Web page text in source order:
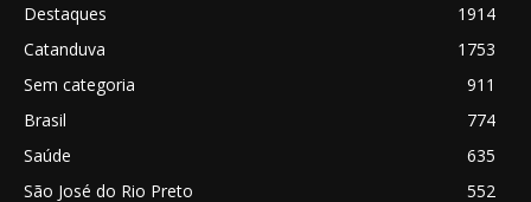
Destaques
1914
Catanduva
1753
Sem categoria
911
Brasil
774
Saúde
635
São José do Rio Preto
552